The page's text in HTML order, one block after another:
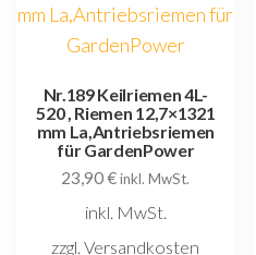
Nr.189 Keilriemen 4L-
520 , Riemen 12,7×1321
mm La,Antriebsriemen
für GardenPower
23,90€ inkl. MwSt.
inkl. MwSt.
zzgl. Versandkosten